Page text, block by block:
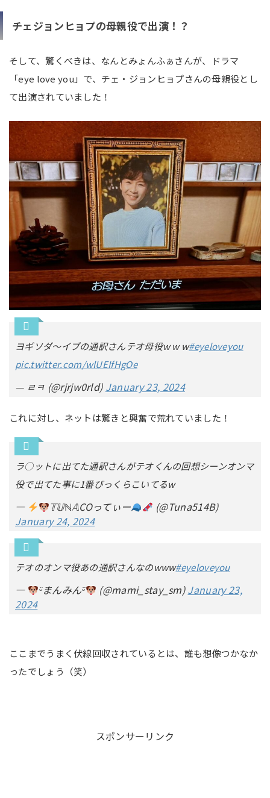
チェジョンヒョプの母親役で出演！？
そして、驚くべきは、なんとみょんふぁさんが、ドラマ
「eye love you」で、チェ・ジョンヒョプさんの母親役とし
て出演されていました！
ヨギソダ〜イブの通訳さんテオ母役w w w#eyeloveyou
pic.twitter.com/wlUEIfHgOe
— ㄹㅋ (@rjrjw0rld) January 23, 2024
これに対し、ネットは驚きと興奮で荒れていました！
ラ○ットに出てた通訳さんがテオくんの回想シーンオンマ
役で出てた事に1番びっくらこいてるw
— 𝕋𝕌ℕ𝔸COってぃー
(@Tuna514B)
January 24, 2024
テオのオンマ役あの通訳さんなのwww#eyeloveyou
— ᵕ̈まんみんᵕ̈ (@mami_stay_sm)January 23,
2024
ここまでうまく伏線回収されているとは、誰も想像つかなか
ったでしょう（笑）
スポンサーリンク